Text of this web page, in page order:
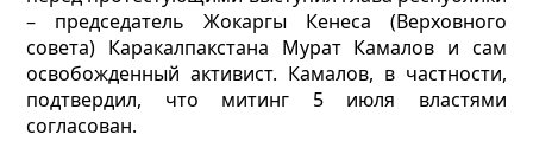
– председатель Жокаргы Кенеса (Верховного
совета) Каракалпакстана Мурат Камалов и сам
освобожденный активист. Камалов, в частности,
подтвердил, что митинг 5 июля властями
согласован.